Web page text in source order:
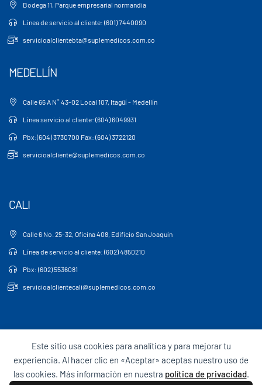
Este sitio usa cookies para analítica y para mejorar tu
experiencia. Al hacer clic en «Aceptar» aceptas nuestro uso de
las cookies. Más información en nuestra política de privacidad.
Bodega 11, Parque empresarial normandia
Línea de servicio al cliente: (601) 7440090
servicioalclientebta@suplemedicos.com.co
MEDELLÍN
Calle 66 A N° 43-02 Local 107, Itagüí - Medellín
Línea servicio al cliente: (604) 6049931
Pbx:(604) 3730700 Fax: (604) 3722120
servicioalcliente@suplemedicos.com.co
CALI
Calle 6 No. 25-32, Oficina 408, Edificio San Joaquín
Línea de servicio al cliente: (602) 4850210
Pbx: (602) 5536081
servicioalclientecali@suplemedicos.com.co
Para empleados Términos y Condiciones
Sagrilaft